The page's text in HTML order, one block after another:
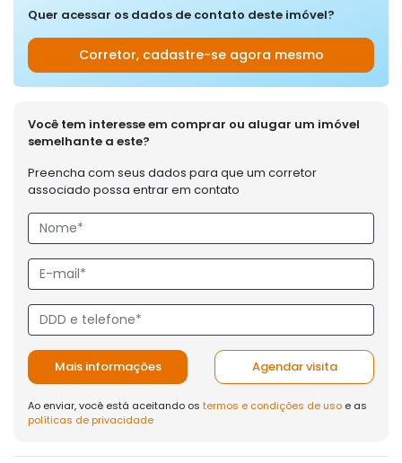
Quer acessar os dados de contato deste imóvel?
Corretor, cadastre-se agora mesmo
Você tem interesse em comprar ou alugar um imóvel
semelhante a este?
Preencha com seus dados para que um corretor
associado possa entrar em contato
Mais informações Agendar visita
Ao enviar, você está aceitando os termos e condições de uso e as
políticas de privacidade